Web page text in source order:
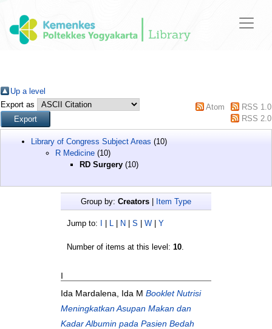
Up a level
Export as
Atom
RSS 1.0
RSS 2.0
Library of Congress Subject Areas (10)
R Medicine (10)
RD Surgery (10)
Group by: Creators Item Type
Jump to: L N S W Y
Number of items at this level: 10.
I
Ida Mardalena, Ida M Booklet Nutrisi
Meningkatkan Asupan Makan dan
Kadar Albumin pada Pasien Bedah